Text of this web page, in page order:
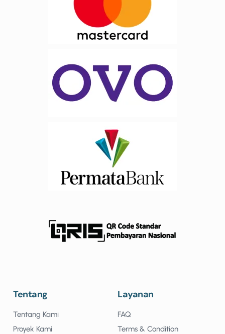
Tentang
Tentang Kami
Proyek Kami
Layanan
FAQ
Terms & Condition